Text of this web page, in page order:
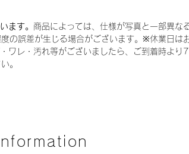
マノン
CAT
サイズ
サイ
ます。 商品によっては、仕様が写真と一部異な
の誤差が生じる場合がございます。※休業日は
ワレ・汚れ等がございましたら、ご到着時より
。